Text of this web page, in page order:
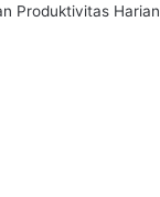
Produktivitas Harian